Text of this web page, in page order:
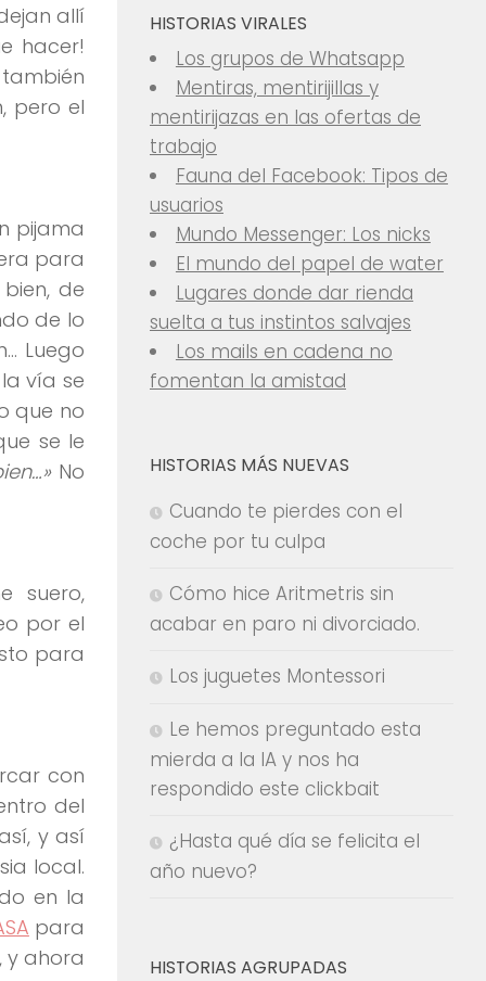
allí
hacer!
pero el
pijama
para
de
de lo
Luego
vía se
que no
se le
No
suero,
por el
para
con
del
y así
local.
en la
para
y ahora
HISTORIAS VIRALES
Los grupos de Whatsapp
Mentiras, mentirijillas y
mentirijazas en las ofertas de
trabajo
Fauna del Facebook: Tipos de
usuarios
Mundo Messenger: Los nicks
El mundo del papel de water
Lugares donde dar rienda
suelta a tus instintos salvajes
Los mails en cadena no
fomentan la amistad
HISTORIAS MÁS NUEVAS
Cuando te pierdes con el
coche por tu culpa
Cómo hice Aritmetris sin
acabar en paro ni divorciado.
Los juguetes Montessori
Le hemos preguntado esta
mierda a la IA y nos ha
respondido este clickbait
¿Hasta qué día se felicita el
año nuevo?
HISTORIAS AGRUPADAS